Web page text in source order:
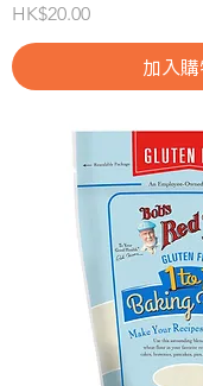
價格
HK$20.00
加入